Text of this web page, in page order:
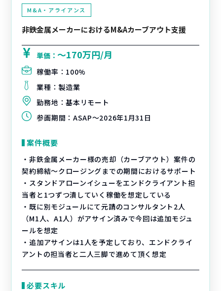
M&A・アライアンス
非鉄金属メーカーにおけるM&Aカーブアウト支援
単価：〜170万円/月
稼働率： 100%
業種： 製造業
勤務地：基本リモート
参画期間： ASAP～2026年1月31日
案件概要
・非鉄金属メーカー様の売却（カーブアウト）案件の
契約締結～クロージングまでの期間におけるサポート
・スタンドアローンイシューをエンドクライアント担
当者と1つずつ潰していく稼働を想定している
・既に別モジュールにて元請のコンサルタント2人
（M1人、A1人）がアサイン済みで今回は追加モジュ
ールを想定
・追加アサインは1人を予定しており、エンドクライ
アントの担当者と二人三脚で進めて頂く想定
必要スキル